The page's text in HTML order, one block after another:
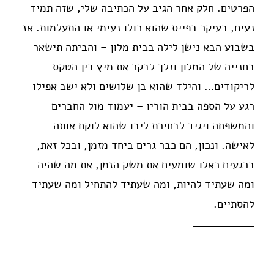
הפרטים. חלק אחר הגיב על הכתיבה שלי, שזה תמיד
נעים, בעיקר בפייס שהוא כולו נעימי או התעלמות. אז
בשבוע הבא נישן לילה בבית מלון – והביתה תישאר
בחנייה של המלון ונלך לבקר את מיץ בין הטקס
לריקודים… והילד שהוא בן שלושים ולא ישב אפילו
רגע על הספה בבית הוריו – יעמוד מול החברים
והמשפחה ויגיד לבחירת ליבו שהוא לוקח אותה
לאישה. ונכון, הם כבר גרים ביחד מזמן, ובכל זאת,
ברגעים כאלו שומעים את משק הזמן, את מה שהיה
ומה שעתיד להיות, ומה שעתיד להתחיל ומה שעתיד
להסתיים.